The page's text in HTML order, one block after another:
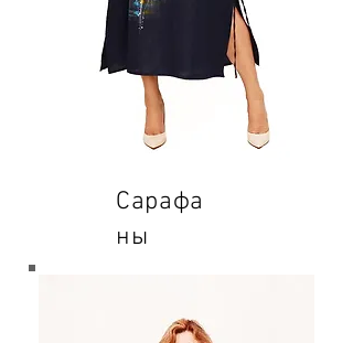
Сарафа
ны